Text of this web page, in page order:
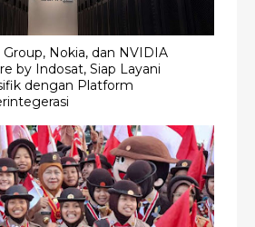
Nokia, dan NVIDIA
by Indosat, Siap Layani
dengan Platform